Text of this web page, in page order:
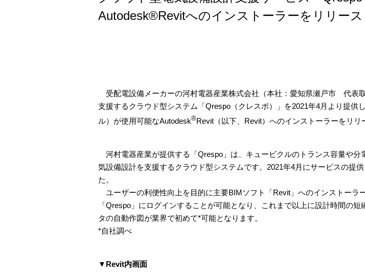
Autodesk®Revitへのインストーラーをリリース
受配電設備メーカーの河村電器産業株式会社（本社：愛知県瀬戸市 代表
支援するクラウド型システム「Qrespo （クレスポ）」を2021年4月より提供
ル）が使用可能なAutodesk®Revit（以下、 Revit）へのインストーラーをリリ
河村電器産業が提供する「Qrespo 」は、キュービクルのトランス容量や
気設備設計を支援するクラウド型システムです。 2021年4月にサービスの提供
た。
ユーザーの利便性向上を目的に主要BIMソフト「Revit 」へのインストーラ
「Qrespo 」にログインすることが可能となり、これまで以上に設計時間の
タの自動作図が業界で初めて*可能となります。
*自社調べ
▼ Revit内画面